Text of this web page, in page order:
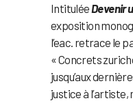
IntituléeDevenir
exposition
l’eac. retrace le
« Concrets
jusqu’aux
justice à l’artiste,